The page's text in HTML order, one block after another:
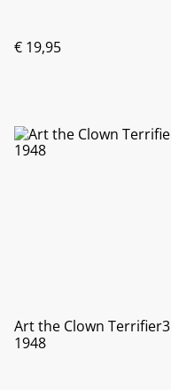
€ 19,95
Art the Clown Terrifier3
1948